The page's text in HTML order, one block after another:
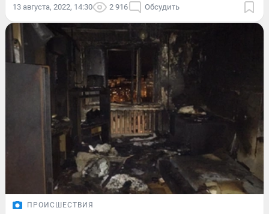
13 августа, 2022, 14:30 2 916 Обсудить
ПРОИСШЕСТВИЯ